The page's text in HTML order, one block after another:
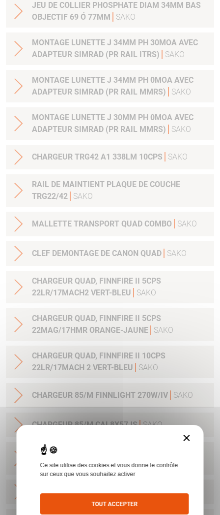
JEU DE COLLIER PHOSPHATE DIAM 34MM BAS
OBJECTIF 69 Ó 77MM
SAKO
MONTAGE LUNETTE J 34MM PH 30MOA AVEC
ADAPTEUR SIMRAD (PR RAIL ITRS)
SAKO
MONTAGE LUNETTE J 34MM PH 0MOA AVEC
ADAPTEUR SIMRAD (PR RAIL MMRS)
SAKO
MONTAGE LUNETTE J 30MM PH 0MOA AVEC
ADAPTEUR SIMRAD (PR RAIL MMRS)
SAKO
CHARGEUR TRG42 A1 338LM 10CPS SAKO
RAIL DE MAINTIENT PLAQUE DE COUCHE
TRG22/42
SAKO
MALLETTE TRANSPORT QUAD COMBO SAKO
CLEF DEMONTAGE DE CANON QUAD SAKO
CHARGEUR QUAD, FINNFIRE II 5CPS
22LR/17MACH2 VERT-BLEU
SAKO
CHARGEUR QUAD, FINNFIRE II 5CPS
22MAG/17HMR ORANGE-JAUNE
SAKO
CHARGEUR QUAD, FINNFIRE II 10CPS
22LR/17MACH 2 VERT-BLEU
SAKO
CHARGEUR 85/M FINNLIGHT 270W/IV SAKO
CHARGEUR 85/M CAL8X57JS SAKO
CHARGEUR SAKO 85L/ FINNLIGHT2/7RM-
300WIN 4CPS STAINLESS SAKO
CHARGEUR A7/S CAL 22-250 SAKO
×
Ce site utilise des cookies et vous donne le contrôle
sur ceux que vous souhaitez activer
TOUT ACCEPTER